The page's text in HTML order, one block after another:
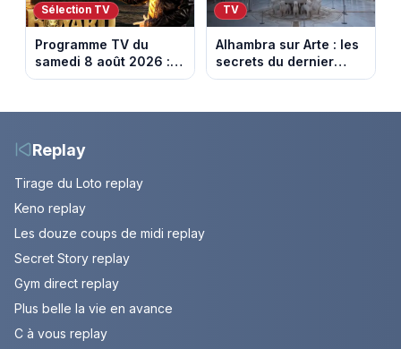
Sélection TV
Programme TV du
samedi 8 août 2026 :
notre sélection pour
TV
Alhambra sur Arte : les
secrets du dernier
sultanat musulman
Replay
Tirage du Loto replay
Keno replay
Les douze coups de midi replay
Secret Story replay
Gym direct replay
Plus belle la vie en avance
C à vous replay